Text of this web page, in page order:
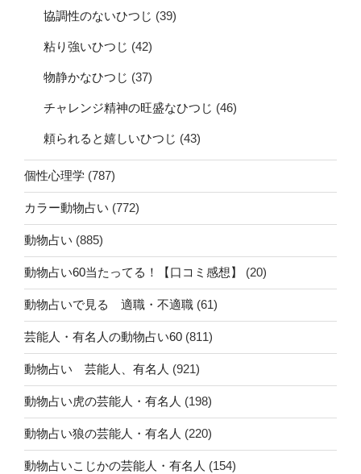
協調性のないひつじ (39)
粘り強いひつじ (42)
物静かなひつじ (37)
チャレンジ精神の旺盛なひつじ (46)
頼られると嬉しいひつじ (43)
個性心理学 (787)
カラー動物占い (772)
動物占い (885)
動物占い60当たってる！【口コミ感想】 (20)
動物占いで見る 適職・不適職 (61)
芸能人・有名人の動物占い60 (811)
動物占い 芸能人、有名人 (921)
動物占い虎の芸能人・有名人 (198)
動物占い狼の芸能人・有名人 (220)
動物占いこじかの芸能人・有名人 (154)